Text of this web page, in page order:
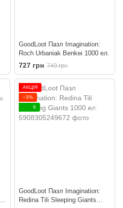
GoodLoot Пазл Imagination:
Roch Urbaniak Benkei 1000 ел.
727 грн 749 грн
АКЦІЯ
−3%
6
GoodLoot Пазл Imagination:
Redina Tili Sleeping Giants